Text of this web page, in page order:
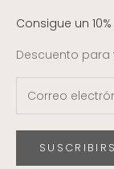
Consigue un
Descuento